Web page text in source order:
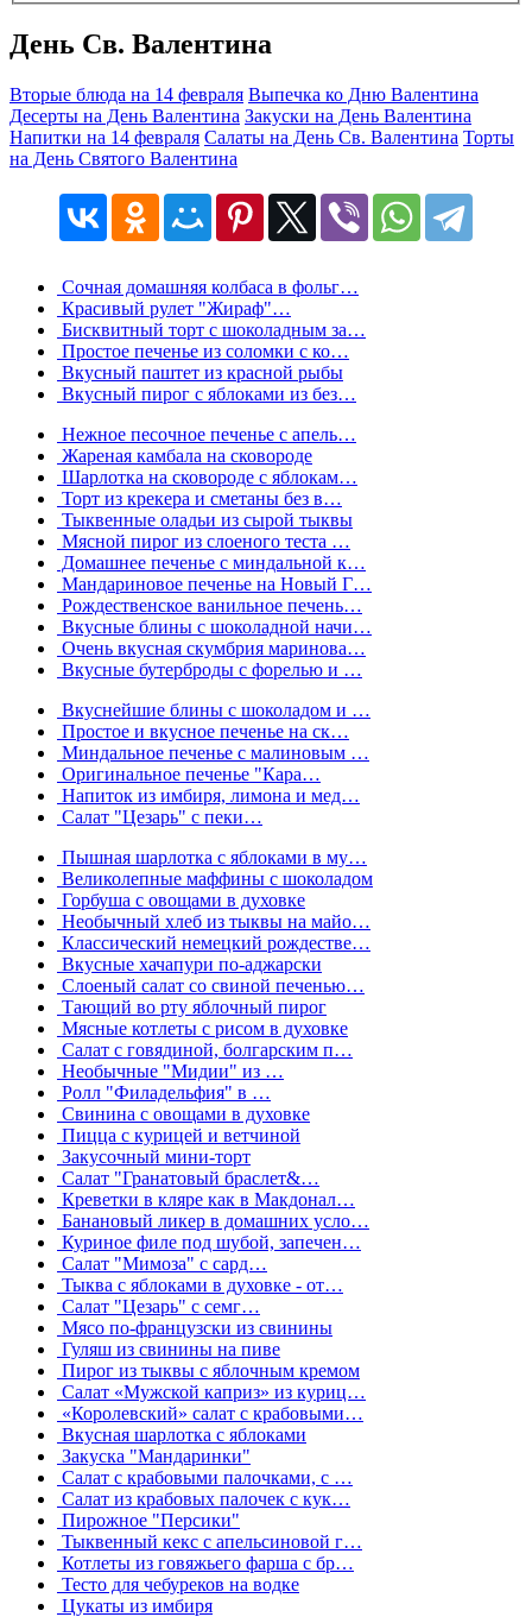
День Св. Валентина
Вторые блюда на 14 февраля Выпечка ко Дню Валентина
Десерты на День Валентина Закуски на День Валентина
Напитки на 14 февраля Салаты на День Св. Валентина Торты
на День Святого Валентина
Сочная домашняя колбаса в фольг…
Красивый рулет "Жираф"…
Бисквитный торт с шоколадным за…
Простое печенье из соломки с ко…
Вкусный паштет из красной рыбы
Вкусный пирог с яблоками из без…
Нежное песочное печенье с апель…
Жареная камбала на сковороде
Шарлотка на сковороде с яблокам…
Торт из крекера и сметаны без в…
Тыквенные оладьи из сырой тыквы
Мясной пирог из слоеного теста …
Домашнее печенье с миндальной к…
Мандариновое печенье на Новый Г…
Рождественское ванильное печень…
Вкусные блины с шоколадной начи…
Очень вкусная скумбрия маринова…
Вкусные бутерброды с форелью и …
Вкуснейшие блины с шоколадом и …
Простое и вкусное печенье на ск…
Миндальное печенье с малиновым …
Оригинальное печенье "Кара…
Напиток из имбиря, лимона и мед…
Салат "Цезарь" с пеки…
Пышная шарлотка с яблоками в му…
Великолепные маффины с шоколадом
Горбуша с овощами в духовке
Необычный хлеб из тыквы на майо…
Классический немецкий рождестве…
Вкусные хачапури по-аджарски
Слоеный салат со свиной печенью…
Тающий во рту яблочный пирог
Мясные котлеты с рисом в духовке
Салат с говядиной, болгарским п…
Необычные "Мидии" из …
Ролл "Филадельфия" в …
Свинина с овощами в духовке
Пицца с курицей и ветчиной
Закусочный мини-торт
Салат "Гранатовый браслет&…
Креветки в кляре как в Макдонал…
Банановый ликер в домашних усло…
Куриное филе под шубой, запечен…
Салат "Мимоза" с сард…
Тыква с яблоками в духовке - от…
Салат "Цезарь" с семг…
Мясо по-французски из свинины
Гуляш из свинины на пиве
Пирог из тыквы с яблочным кремом
Салат «Мужской каприз» из куриц…
«Королевский» салат с крабовыми…
Вкусная шарлотка с яблоками
Закуска "Мандаринки"
Салат с крабовыми палочками, с …
Салат из крабовых палочек с кук…
Пирожное "Персики"
Тыквенный кекс с апельсиновой г…
Котлеты из говяжьего фарша с бр…
Тесто для чебуреков на водке
Цукаты из имбиря